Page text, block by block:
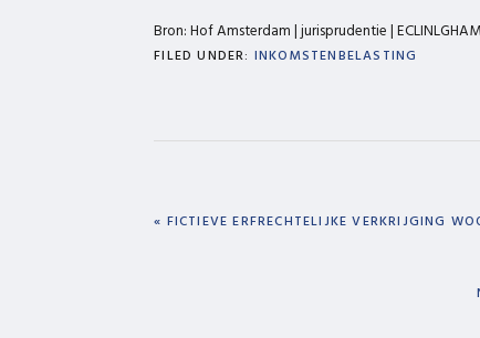
Bron: Hof Amsterdam | jurisprudentie |
FILED UNDER: INKOMSTENBELASTING
PREVIOUS
« FICTIEVE ERFRECHTELIJKE VERKRIJGING